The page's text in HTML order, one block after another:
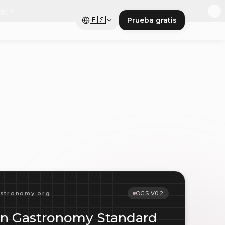
🇪🇸 Prueba gratis
OGS V0.2
Gastronomy Standard